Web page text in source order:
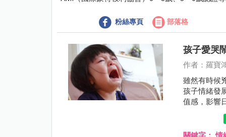
粉絲專頁 部落格
孩子愛哭
作者：羅寶
雖然有時候
孩子情緒發
值感，影響